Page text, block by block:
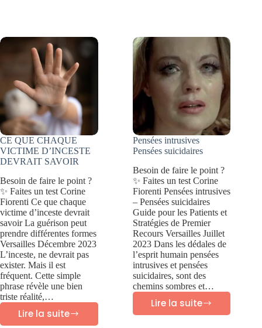
d’intelligence
(théorie
des
intelligences
multiples)
PROBLÈMES
PSYCHOLOGIQUES
CE QUE CHAQUE
VICTIME D’INCESTE
DEVRAIT SAVOIR
Besoin de faire le point ?
✨ Faites un test Corine
Fiorenti Ce que chaque
victime d’inceste devrait
savoir La guérison peut
prendre différentes formes
Versailles Décembre 2023
L’inceste, ne devrait pas
exister. Mais il est
fréquent. Cette simple
phrase révèle une bien
triste réalité,…
Lire la suite
Pensées intrusives
Pensées suicidaires
Besoin de faire le point ?
✨ Faites un test Corine
Fiorenti Pensées intrusives
– Pensées suicidaires
Guide pour les Patients et
Stratégies de Premier
Recours Versailles Juillet
2023 Dans les dédales de
l’esprit humain pensées
intrusives et pensées
suicidaires, sont des
chemins sombres et…
Lire la suite